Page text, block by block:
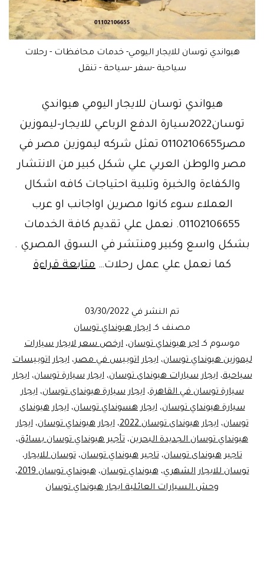
هيواندي توسان للايجار اليومي- خدمات محافظات - رحلات
سياحية -سفر -سياحة - تنقل
هيواندي توسان للايجار اليومي هيواندي
توسان2022سيارة الدفع الرباعي للايجار-ليموزين
مصر01102106655 تمثل شركه ليموزين مصر في
مصر والوطن العربي علي شكل كبير من الانتشار
والكفاءة والخبرة وتلبية احتياجات كافه اشكال
العملاء سوء كانوا مصرين اواجانب او عرب
01102106655. نعمل علي تقديم كافة الخدمات
بشكل واسع وكبير ومنتشر في السوق المصري .
كما نعمل علي عمل رحلات… متابعة قراءة
مصر
تم النشر في 03/30/2022
مصنف كـ ايجار هيونداي توسان
موسوم كـ اجر هيونداي توسان، ارخص سعر لايجار سيارات
ليموزين هيونداي توسان،ايجار اتوبيس في مصر،ايجار اتوبيسات
سياحية،ايجار سيارات هيونداى توسان،ايجار سيارة توسان،ايجار
سيارة توسان في القاهرة،ايجار سيارة هيونداى توسان،ايجار
سيارة هيونداي توسان،ايجار هسونداي توسان،ايجار هيونداى
توسان،ايجار هيونداى توسان 2022 ،ايجار هيونداي توسان،ايجار
هيونداي توسان الجديدة البحرين، تأجير هيونداي توسان بسائق،
تاجير هيونداى توسان،تاجير هيونداي توسان،توسان للايجار،
توسان للايجار الشهري،هيونداي توسان،هيونداي توسان 2019
،
وحش السيارات العائلية ايجار هيونداي توسان